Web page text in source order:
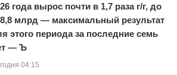
года вырос почти в 1,7 раза г/г, до
млрд — максимальный результат
этого периода за последние семь
— Ъ
04:15